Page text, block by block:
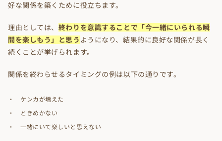
好な関係を築くために役立ちます。
理由としては、 終わりを意識することで「今一緒にいられる瞬
間を楽しもう」と思う ようになり、結果的に良好な関係が長く
続くことが挙げられます。
関係を終わらせるタイミングの例は以下の通りです。
ケンカが増えた
ときめかない
一緒にいて楽しいと思えない